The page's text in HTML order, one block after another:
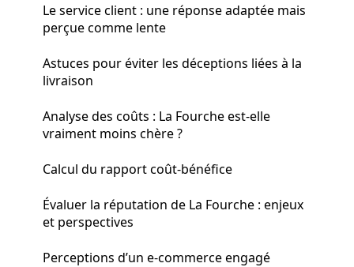
Le service client : une réponse adaptée mais
perçue comme lente
Astuces pour éviter les déceptions liées à la
livraison
Analyse des coûts : La Fourche est-elle
vraiment moins chère ?
Calcul du rapport coût-bénéfice
Évaluer la réputation de La Fourche : enjeux
et perspectives
Perceptions d’un e-commerce engagé